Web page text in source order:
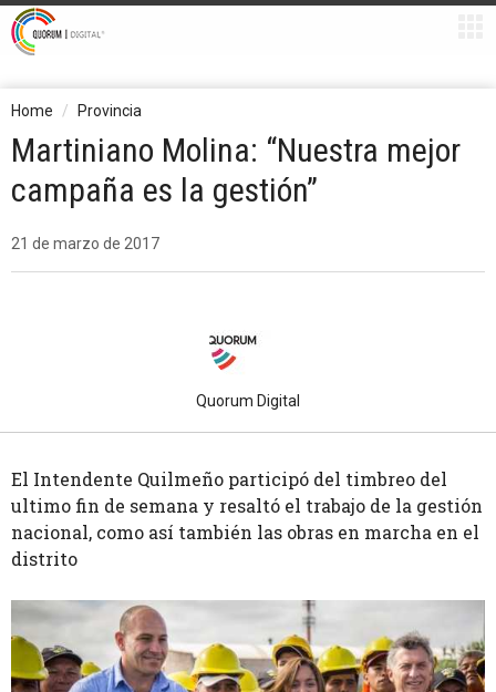
Home Provincia
Martiniano Molina: “Nuestra mejor
campaña es la gestión”
21 de marzo de 2017
Quorum Digital
El Intendente Quilmeño participó del timbreo del
ultimo fin de semana y resaltó el trabajo de la gestión
nacional, como así también las obras en marcha en el
distrito